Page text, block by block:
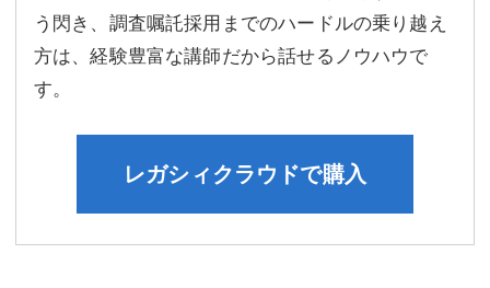
う閃き、調査嘱託採用までのハードルの乗り越え
方は、経験豊富な講師だから話せるノウハウで
す。
レガシィクラウドで購入